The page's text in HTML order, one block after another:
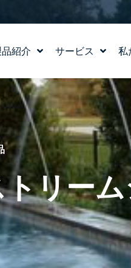
紹介 サービス
水場のデザイン
WATERLAB™
製品および技術
私
リー